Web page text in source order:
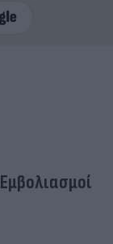
Εμβολιασμοί